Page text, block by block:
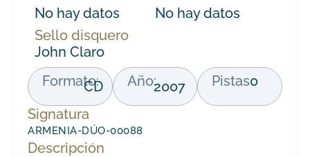
No hay datos
No hay datos
Sello disquero
John Claro
Formato:
CD Año:2007 Pistas0
Signatura
ARMENIA-DÚO-00088
Descripción